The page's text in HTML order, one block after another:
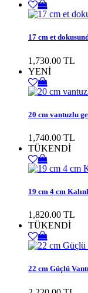
17 cm et
1,730.00 TL
YENİ
20 cm vantuzlu
1,740.00 TL
TÜKENDİ
19 cm 4 cm
1,820.00 TL
TÜKENDİ
22 cm Güçlü